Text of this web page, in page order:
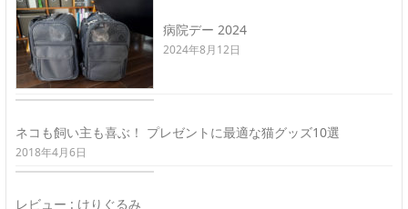
病院デー 2024
2024年8月12日
ネコも飼い主も喜ぶ！ プレゼントに最適な猫グッズ10選
2018年4月6日
レビュー : けりぐるみ